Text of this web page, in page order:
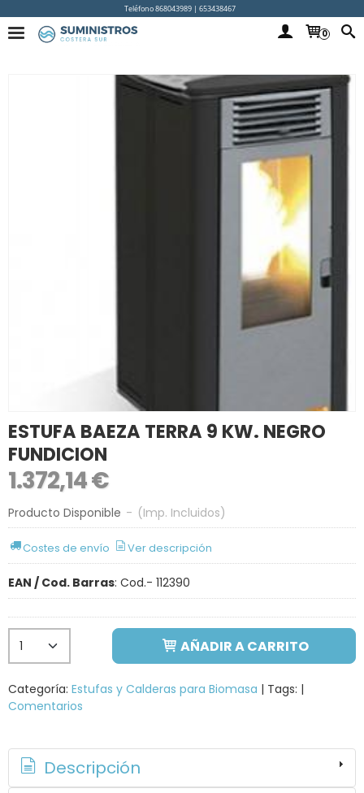
Teléfono 868043989 | 653438467
0
ESTUFA BAEZA TERRA 9 KW. NEGRO
FUNDICION
1.372,14 €
Producto Disponible - (Imp. Incluidos)
Costes de envío Ver descripción
EAN / Cod. Barras: Cod.- 112390
AÑADIR A CARRITO
Categoría: Estufas y Calderas para Biomasa | Tags: |
Comentarios
Descripción